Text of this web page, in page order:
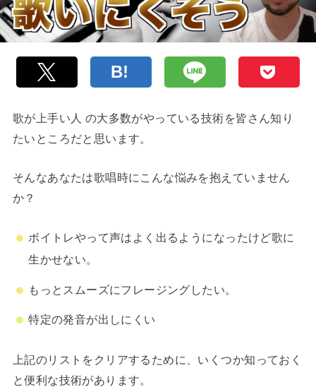
歌が上手い人 の大多数がやっている技術を皆さん知り
たいところだと思います。
そんなあなたは歌唱時にこんな悩みを抱えていません
か？
ボイトレやって声はよく出るようになったけど歌に
生かせない。
もっとスムーズにフレージングしたい。
特定の発音が出しにくい
上記のリストをクリアするために、いくつか知っておく
と便利な技術があります。